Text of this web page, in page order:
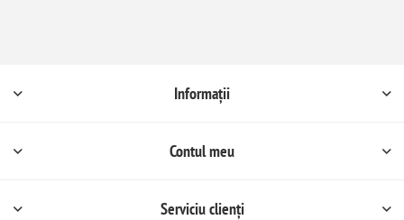
Informații
Contul meu
Serviciu clienți